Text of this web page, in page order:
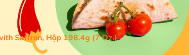
Saffron, Hộp 198.4g (7 Oz.)